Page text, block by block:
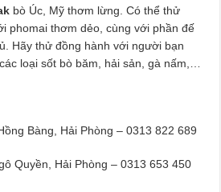
bò Úc, Mỹ thơm lừng. Có thể thử
phomai thơm dẻo, cùng với phần đế
Hãy thử đồng hành với người bạn
loại sốt bò băm, hải sản, gà nấm,…
Bàng, Hải Phòng – 0313 822 689
Hải Phòng – 0313 653 450